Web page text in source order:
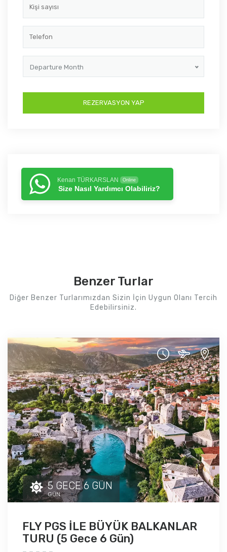
Departure Month
Kenan TÜRKARSLAN Online
Size Nasıl Yardımcı Olabiliriz?
Benzer Turlar
Diğer Benzer Turlarımızdan Sizin İçin Uygun Olanı Tercih
Edebilirsiniz.
5 GECE 6 GÜN
GÜN
FLY PGS İLE BÜYÜK BALKANLAR
TURU (5 Gece 6 Gün)